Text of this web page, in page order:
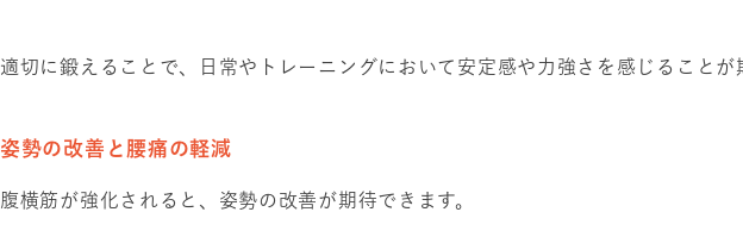
適切に鍛えることで、日常やトレーニングにおいて安定感や力強さを感じることが
姿勢の改善と腰痛の軽減
腹横筋が強化されると、姿勢の改善が期待できます。